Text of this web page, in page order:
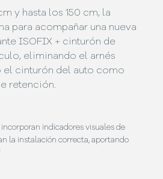
y hasta los 150 cm, la
para acompañar una nueva
ISOFIX + cinturón de
eliminando el arnés
el cinturón del auto como
retención.
indicadores visuales de
la instalación correcta, aportando